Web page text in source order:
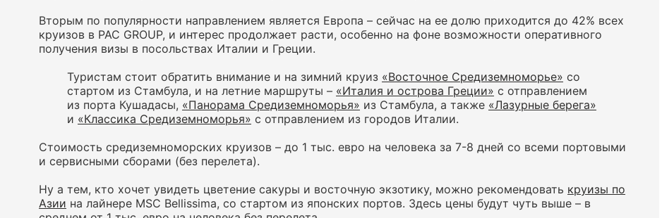
Вторым по популярности направлением является Европа – сейчас на ее долю приходится до 42% всех
круизов в PAC GROUP, и интерес продолжает расти, особенно на фоне возможности оперативного
получения визы в посольствах Италии и Греции.
Туристам стоит обратить внимание и на зимний круиз «Восточное Средиземноморье» со
стартом из Стамбула, и на летние маршруты – «Италия и острова Греции» с отправлением
из порта Кушадасы, «Панорама Средиземноморья» из Стамбула, а также «Лазурные берега»
и «Классика Средиземноморья» с отправлением из городов Италии.
Стоимость средиземноморских круизов – до 1 тыс. евро на человека за 7-8 дней со всеми портовыми
и сервисными сборами (без перелета).
Ну а тем, кто хочет увидеть цветение сакуры и восточную экзотику, можно рекомендовать круизы по
Азии на лайнере MSC Bellissima, со стартом из японских портов. Здесь цены будут чуть выше – в